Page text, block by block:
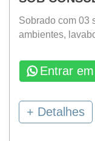
Sobrado com 03
ambientes,
Entrar
+ Detalhes